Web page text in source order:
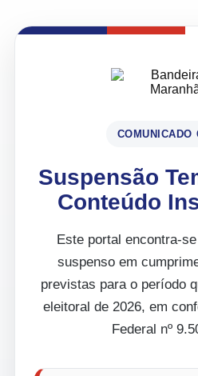
COMUNICADO
Suspensão
Conteúdo
Este portal encontra-
suspenso em
previstas para o período
eleitoral de 2026, em
Federal nº